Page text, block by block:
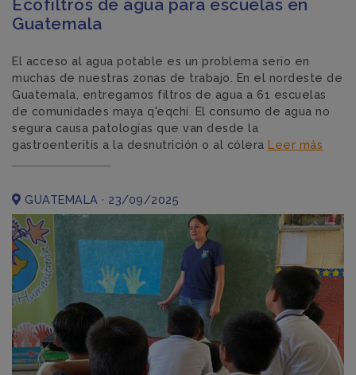
Ecofiltros de agua para escuelas en
Guatemala
El acceso al agua potable es un problema serio en
muchas de nuestras zonas de trabajo. En el nordeste de
Guatemala, entregamos filtros de agua a 61 escuelas
de comunidades maya q'eqchí. El consumo de agua no
segura causa patologías que van desde la
gastroenteritis a la desnutrición o al cólera Leer más
GUATEMALA · 23/09/2025